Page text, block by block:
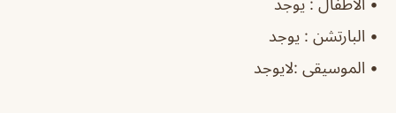
‏• البارتشن : يوجد
‏• الموسيقى :لايوجد